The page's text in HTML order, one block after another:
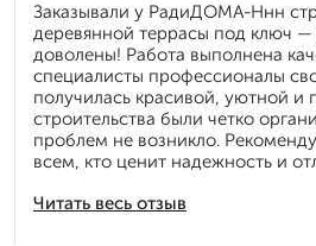
Читать весь отзыв
Заказывали у РадиДОМА-Ннн
деревянной террасы под ключ —
доволены! Работа выполнена
специалисты профессионалы
получилась красивой, уютной и
строительства были четко
проблем не возникло.
всем, кто ценит надежность и